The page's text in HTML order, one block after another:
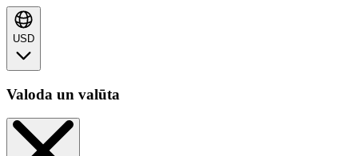
USD
Valoda un valūta